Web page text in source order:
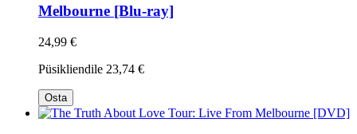
Melbourne [Blu-ray]
24,99 €
Püsikliendile 23,74 €
Osta